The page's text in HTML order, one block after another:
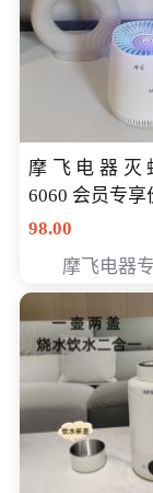
摩飞电器灭
6060 会员专
98.00
摩飞电器